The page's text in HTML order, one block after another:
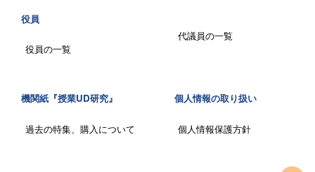
役員
役員の一覧
代議員の一覧
機関紙『授業UD研究』
過去の特集、購入について
個人情報の取り扱い
個人情報保護方針